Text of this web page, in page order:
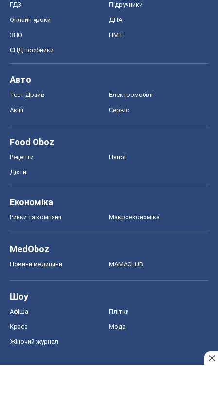
ГДЗ Підручники
Онлайн уроки ДПА
ЗНО НМТ
СНД посібники
Авто
Тест Драйв Електромобілі
Акції Сервіс
Food Oboz
Рецепти Напої
Дієти
Економіка
Ринки та компанії Макроекономіка
MedOboz
Новини медицини MAMACLUB
Шоу
Афіша Плітки
Краса Мода
Жіночий журнал